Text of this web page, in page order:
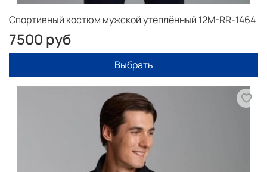
Спортивный костюм мужской утеплённый 12M-RR-1464
7500 руб
Выбрать